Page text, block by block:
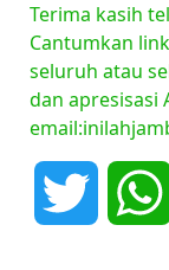
Terima kasih
Cantumkan
seluruh atau
dan apresisasi
Twitter